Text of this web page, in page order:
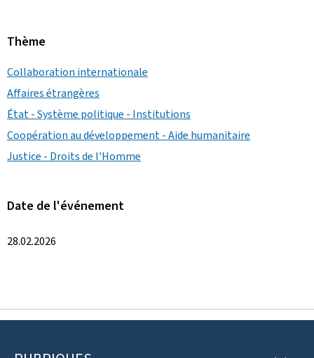
Thème
Collaboration internationale
Affaires étrangères
État - Système politique - Institutions
Coopération au développement - Aide humanitaire
Justice - Droits de l'Homme
Date de l'événement
28.02.2026